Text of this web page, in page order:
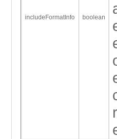
includeFormatInfo boolean